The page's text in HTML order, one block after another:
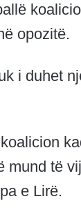
opozitë.
i duhet
mund të
e Lirë.